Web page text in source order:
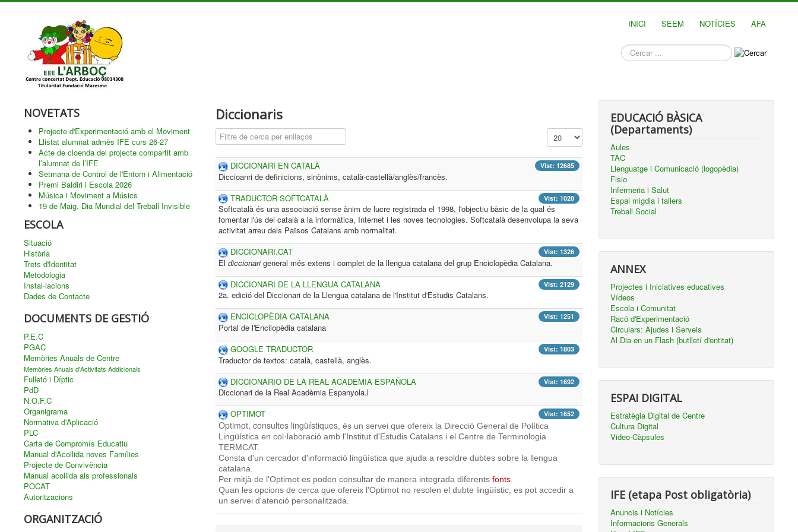
INICI SEEM NOTÍCIES AFA
què
busques?
NOVETATS
Projecte d'Experimentació amb el Moviment
Llistat alumnat admès IFE curs 26-27
Acte de cloenda del projecte compartit amb
l’alumnat de l’IFE
Setmana de Control de l'Entorn i Alimentació
Premi Baldiri i Escola 2026
Música i Moviment a Músics
19 de Maig. Dia Mundial del Treball Invisible
ESCOLA
Situació
Història
Trets d'Identitat
Metodologia
Instal·lacions
Dades de Contacte
DOCUMENTS DE GESTIÓ
P.E.C
PGAC
Memòries Anuals de Centre
Memòries Anuals d'Activitats Addicionals
Fulletó i Díptic
PdD
N.O.F.C
Organigrama
Normativa d'Aplicació
PLC
Carta de Compromís Educatiu
Manual d'Acollida noves Famílies
Projecte de Convivència
Manual acollida als professionals
POCAT
Autoritzacions
ORGANITZACIÓ
Diccionaris
Despublica Camp a filtrar Mostra #
Vist: 12685
DICCIONARI EN CATALÀ
Diccioanri de definicions, sinònims, català-castellà/anglès/francès.
Vist: 1028
TRADUCTOR SOFTCATALÀ
Softcatalà és una associació sense ànim de lucre registrada el 1998, l'objectiu bàsic de la qual és
fomentar l'ús del català a la informàtica, Internet i les noves tecnologies. Softcatalà desenvolupa la seva
activitat arreu dels Països Catalans amb normalitat.
Vist: 1326
DICCIONARI.CAT
El diccionarigeneral més extens i complet de la llengua catalanadel grup Enciclopèdia Catalana.
Vist: 2129
DICCIONARI DE LA LLENGUA CATALANA
2a. edició del Diccionari de la Llengua catalana de l'Institut d'Estudis Catalans.
Vist: 1251
ENCICLOPÈDIA CATALANA
Portal de l'Encilopèdia catalana
Vist: 1803
GOOGLE TRADUCTOR
Traductor de textos: català, castellà, anglès.
Vist: 1692
DICCIONARIO DE LA REAL ACADEMIA ESPAÑOLA
Diccionari de la Real Acadèmia Espanyola.l
Vist: 1652
OPTIMOT
Optimot, consultes lingüístiques, és un servei que ofereix la Direcció General de Política
Lingüística en col·laboració amb l'Institut d'Estudis Catalans i el Centre de Terminologia
TERMCAT.
Consta d'un cercador d'informació lingüística que ajuda a resoldre dubtes sobre la llengua
catalana.
Per mitjà de l'Optimot es poden consultar de manera integrada diferents fonts.
Quan les opcions de cerca que ofereix l'Optimot no resolen el dubte lingüístic, es pot accedir a
un servei d'atenció personalitzada.
EDUCACIÓ BÀSICA
(Departaments)
Aules
TAC
Llenguatge i Comunicació (logopèdia)
Fisio
Infermeria i Salut
Espai migdia i tallers
Treball Social
ANNEX
Projectes i Iniciatives educatives
Vídeos
Escola i Comunitat
Racó d'Experimentació
Circulars: Ajudes i Serveis
Al Dia en un Flash (butlletí d'entitat)
ESPAI DIGITAL
Estratègia Digital de Centre
Cultura Digital
Video-Càpsules
IFE (etapa Post obligatòria)
Anuncis i Notícies
Informacions Generals